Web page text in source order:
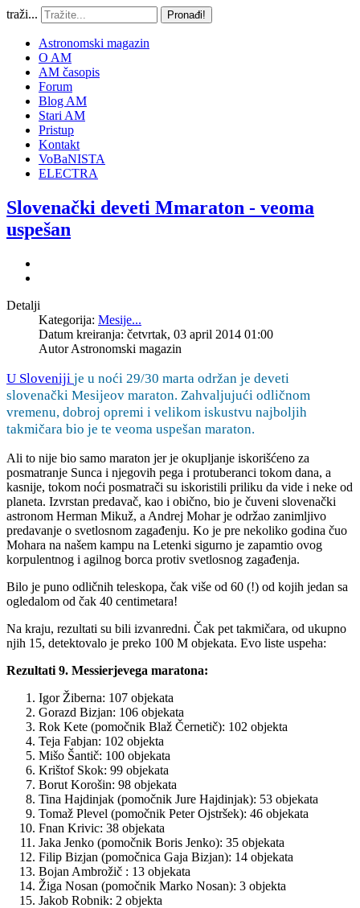
traži... Pronađi!
Astronomski magazin
O AM
AM časopis
Forum
Blog AM
Stari AM
Pristup
Kontakt
VoBaNISTA
ELECTRA
Slovenački deveti Mmaraton - veoma
uspešan
Detalji
Kategorija: Mesije...
Datum kreiranja: četvrtak, 03 april 2014 01:00
AutorAstronomski magazin
U Sloveniji je u noći 29/30 marta održan je deveti
slovenački Mesijeov maraton. Zahvaljujući odličnom
vremenu, dobroj opremi i velikom iskustvu najboljih
takmičara bio je te veoma uspešan maraton.
Ali to nije bio samo maraton jer je okupljanje iskorišćeno za
posmatranje Sunca i njegovih pega i protuberanci tokom dana, a
kasnije, tokom noći posmatrači su iskoristili priliku da vide i neke od
planeta. Izvrstan predavač, kao i obično, bio je čuveni slovenački
astronom Herman Mikuž, a Andrej Mohar je održao zanimljivo
predavanje o svetlosnom zagađenju. Ko je pre nekoliko godina čuo
Mohara na našem kampu na Letenki sigurno je zapamtio ovog
korpulentnog i agilnog borca protiv svetlosnog zagađenja.
Bilo je puno odličnih teleskopa, čak više od 60 (!) od kojih jedan sa
ogledalom od čak 40 centimetara!
Na kraju, rezultati su bili izvanredni. Čak pet takmičara, od ukupno
njih 15, detektovalo je preko 100 M objekata. Evo liste uspeha:
Rezultati 9. Messierjevega maratona:
Igor Žiberna: 107 objekata
Gorazd Bizjan: 106 objekata
Rok Kete (pomočnik Blaž Černetič): 102 objekta
Teja Fabjan: 102 objekta
Mišo Šantič: 100 objekata
Krištof Skok: 99 objekata
Borut Korošin: 98 objekata
Tina Hajdinjak (pomočnik Jure Hajdinjak): 53 objekata
Tomaž Plevel (pomočnik Peter Ojstršek): 46 objekata
Fnan Krivic: 38 objekata
Jaka Jenko (pomočnik Boris Jenko): 35 objekata
Filip Bizjan (pomočnica Gaja Bizjan): 14 objekata
Bojan Ambrožič : 13 objekata
Žiga Nosan (pomočnik Marko Nosan): 3 objekta
Jakob Robnik: 2 objekta